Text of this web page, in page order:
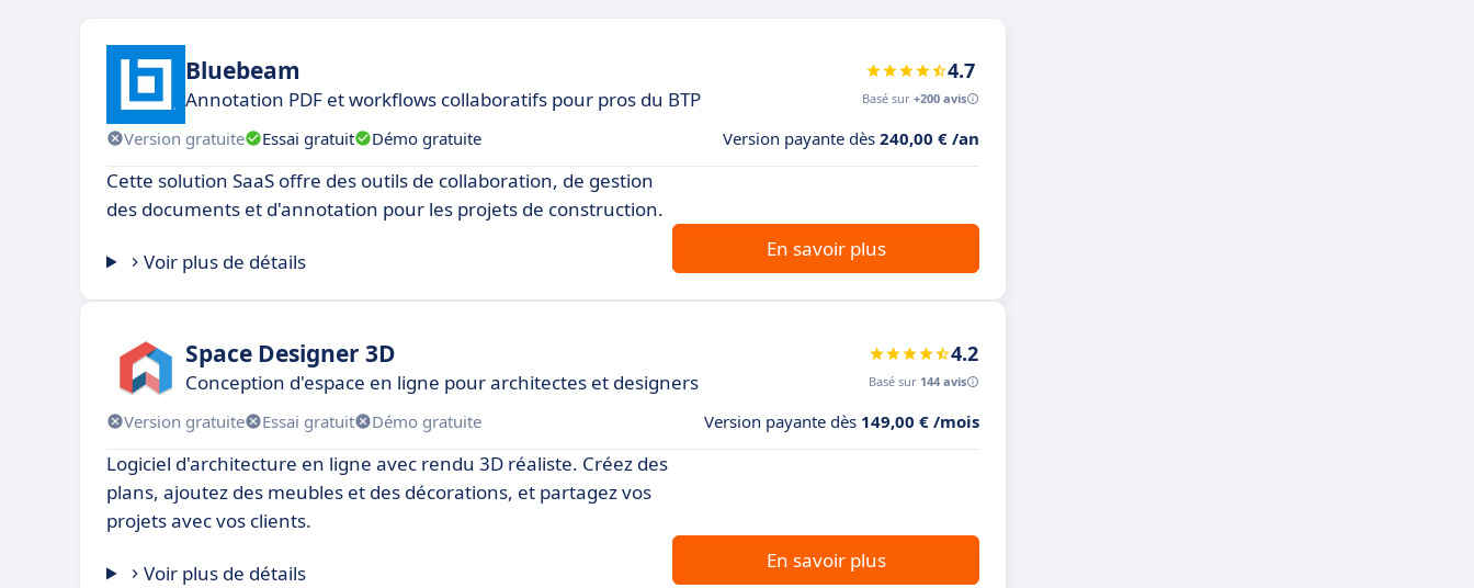
Bluebeam
Annotation PDF et workflows collaboratifs pour pros du BTP
4.7
Basé sur +200 avis
Version gratuite Essai gratuit Démo gratuite Version payante dès 240,00 € /an
Cette solution SaaS offre des outils de collaboration, de gestion
des documents et d'annotation pour les projets de construction.
Voir plus de détails
En savoir plus
Space Designer 3D
Conception d'espace en ligne pour architectes et designers
4.2
Basé sur 144 avis
Version gratuite Essai gratuit Démo gratuite Version payante dès 149,00 € /mois
Logiciel d'architecture en ligne avec rendu 3D réaliste. Créez des
plans, ajoutez des meubles et des décorations, et partagez vos
projets avec vos clients.
Voir plus de détails
En savoir plus